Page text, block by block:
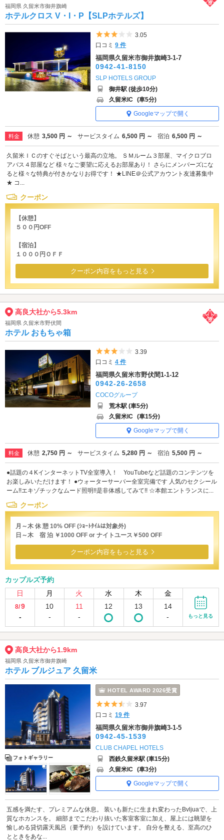
福岡県 久留米市御井旗崎
ホテルクロス V・I・P【SLPホテルズ】
5つ星のうち3
3.05
口コミ9 件
福岡県久留米市御井旗崎3-1-7
0942-41-8150
SLP HOTELS GROUP
御井駅 (徒歩10分)
久留米IC (車5分)
Googleマップで開く
料金 休憩 3,500 円 ～ サービスタイム 6,500 円 ～ 宿泊 6,500 円 ～
久留米ＩＣのすぐそばという最高の立地。 ＳＭルーム３部屋、マイクロブロ
アバス４部屋など 様々なご要望に応えるお部屋あり！ さらにメンバーズにな
ると様々な特典が付きかなりお得です！ ★LINE＠公式アカウント友達募集中
★ コ...
クーポン
【休憩】
５００円OFF
【宿泊】
１０００円ＯＦＦ
クーポン内容をもっと見る
高良大社から5.3km
福岡県 久留米市野伏間
ホテル おもちゃ箱
5つ星のうち3
3.39
口コミ4 件
福岡県久留米市野伏間1-1-12
0942-26-2658
COCOグループ
荒木駅 (車5分)
久留米IC (車15分)
Googleマップで開く
料金 休憩 2,750 円 ～ サービスタイム 5,280 円 ～ 宿泊 5,500 円 ～
●話題の４KインターネットTV全室導入！ YouTubeなど話題のコンテンツを
お楽しみいただけます！ ●ウォーターサーバー全室完備です 人気のセクシール
ーム!!エキゾチックなムード照明!!是非体感してみて!! ☆本館エントランスに...
クーポン
月～木 休 憩 10% OFF (ｼｮｰﾄﾀｲﾑは対象外)
日～木 宿 泊 ￥1000 OFF or ナイトユース￥500 OFF
クーポン内容をもっと見る
カップルズ予約
日
月 火 水 木 金
8/9
-
10
-
11
-
12 13
14
-
もっと見る
高良大社から1.9km
福岡県 久留米市御井旗崎
ホテル ブルジュア 久留米
フォトギャラリー
HOTEL AWARD 2026受賞
5つ星のうち3.5
3.97
口コミ19 件
福岡県久留米市御井旗崎3-1-5
0942-45-1539
CLUB CHAPEL HOTELS
西鉄久留米駅 (車15分)
久留米IC (車3分)
Googleマップで開く
五感を満たす、プレミアムな休息。 装いも新たに生まれ変わったBvljuaで、上
質なホカンスを。 細部までこだわり抜いた客室客室に加え、屋上には眺望を
愉しめる貸切露天風呂（要予約）を設けています。 自分を整える、至高のひ
とときをあな...